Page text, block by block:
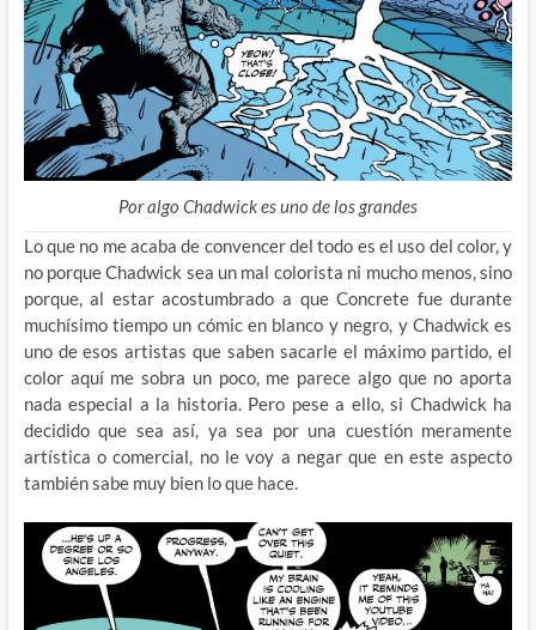
Por algo Chadwick es uno de los grandes
Lo que no me acaba de convencer del todo es el uso del color, y
no porque Chadwick sea un mal colorista ni mucho menos, sino
porque, al estar acostumbrado a que Concrete fue durante
muchísimo tiempo un cómic en blanco y negro, y Chadwick es
uno de esos artistas que saben sacarle el máximo partido, el
color aquí me sobra un poco, me parece algo que no aporta
nada especial a la historia. Pero pese a ello, si Chadwick ha
decidido que sea así, ya sea por una cuestión meramente
artística o comercial, no le voy a negar que en este aspecto
también sabe muy bien lo que hace.